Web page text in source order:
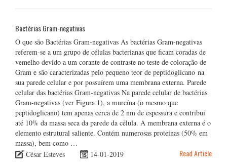
Bactérias Gram-negativas
O que são Bactérias Gram-negativas As bactérias Gram-negativas
referem-se a um grupo de células bacterianas que ficam coradas de
vemelho devido a um corante de contraste no teste de coloração de
Gram e são caracterizadas pelo pequeno teor de peptidoglicano na
sua parede celular e por possuírem uma membrana externa. Parede
celular das bactérias Gram-negativas Na parede celular de bactérias
Gram-negativas (ver Figura 1), a mureína (o mesmo que
peptidoglicano) tem apenas cerca de 2 nm de espessura e contribui
até 10% da massa seca da parede da célula. A membrana externa é o
elemento estrutural saliente. Contém numerosas proteínas (50% em
massa), bem como …
César Esteves
14-01-2019 Read Article